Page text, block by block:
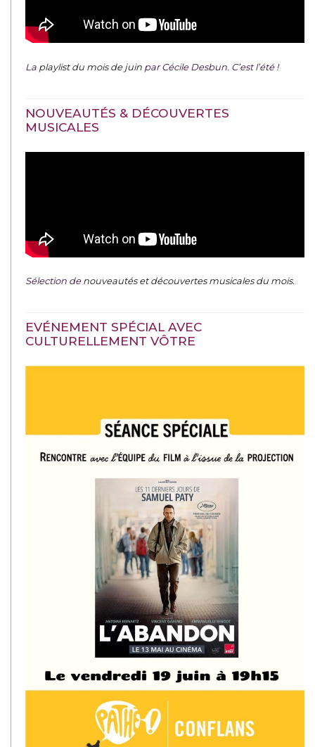
La playlist du mois de juin par Cécile Desbun. C’est l’été !
NOUVEAUTÉS & DÉCOUVERTES
MUSICALES
Sélection denouveautés et découvertes musicales du mois.
EVÉNEMENT SPÉCIAL AVEC
CULTURELLEMENT VÔTRE